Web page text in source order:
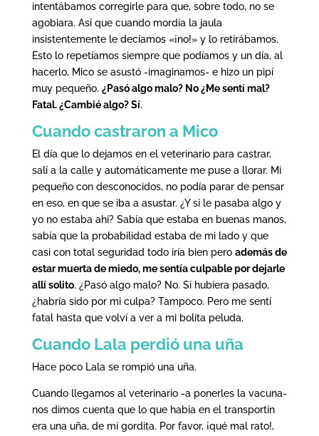
intentábamos corregirle para que, sobre todo, no se
agobiara. Así que cuando mordía la jaula
insistentemente le decíamos «¡no!» y lo retirábamos.
Esto lo repetíamos siempre que podíamos y un día, al
hacerlo, Mico se asustó -imaginamos- e hizo un pipí
muy pequeño. ¿Pasó algo malo? No ¿Me sentí mal?
Fatal. ¿Cambié algo? Sí.
Cuando castraron a Mico
El día que lo dejamos en el veterinario para castrar,
salí a la calle y automáticamente me puse a llorar. Mi
pequeño con desconocidos, no podía parar de pensar
en eso, en que se iba a asustar. ¿Y si le pasaba algo y
yo no estaba ahí? Sabía que estaba en buenas manos,
sabía que la probabilidad estaba de mi lado y que
casi con total seguridad todo iría bien pero además de
estar muerta de miedo, me sentía culpable por dejarle
allí solito. ¿Pasó algo malo? No. Si hubiera pasado,
¿habría sido por mi culpa? Tampoco. Pero me sentí
fatal hasta que volví a ver a mi bolita peluda.
Cuando Lala perdió una uña
Hace poco Lala se rompió una uña.
Cuando llegamos al veterinario -a ponerles la vacuna-
nos dimos cuenta que lo que había en el transportín
era una uña, de mi gordita. Por favor, ¡qué mal rato!,